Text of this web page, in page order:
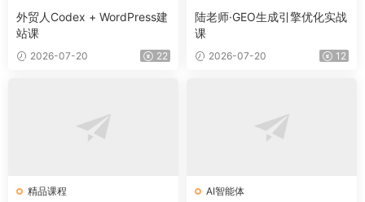
外贸人Codex + WordPress建
站课
2026-07-20 22
陆老师·GEO生成引擎优化实战
课
2026-07-20 12
精品课程 AI智能体